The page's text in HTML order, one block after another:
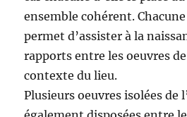
ensemble cohérent. Chacune
permet d’assister à la
rapports entre les oeuvres
contexte du lieu.
Plusieurs oeuvres isolées de